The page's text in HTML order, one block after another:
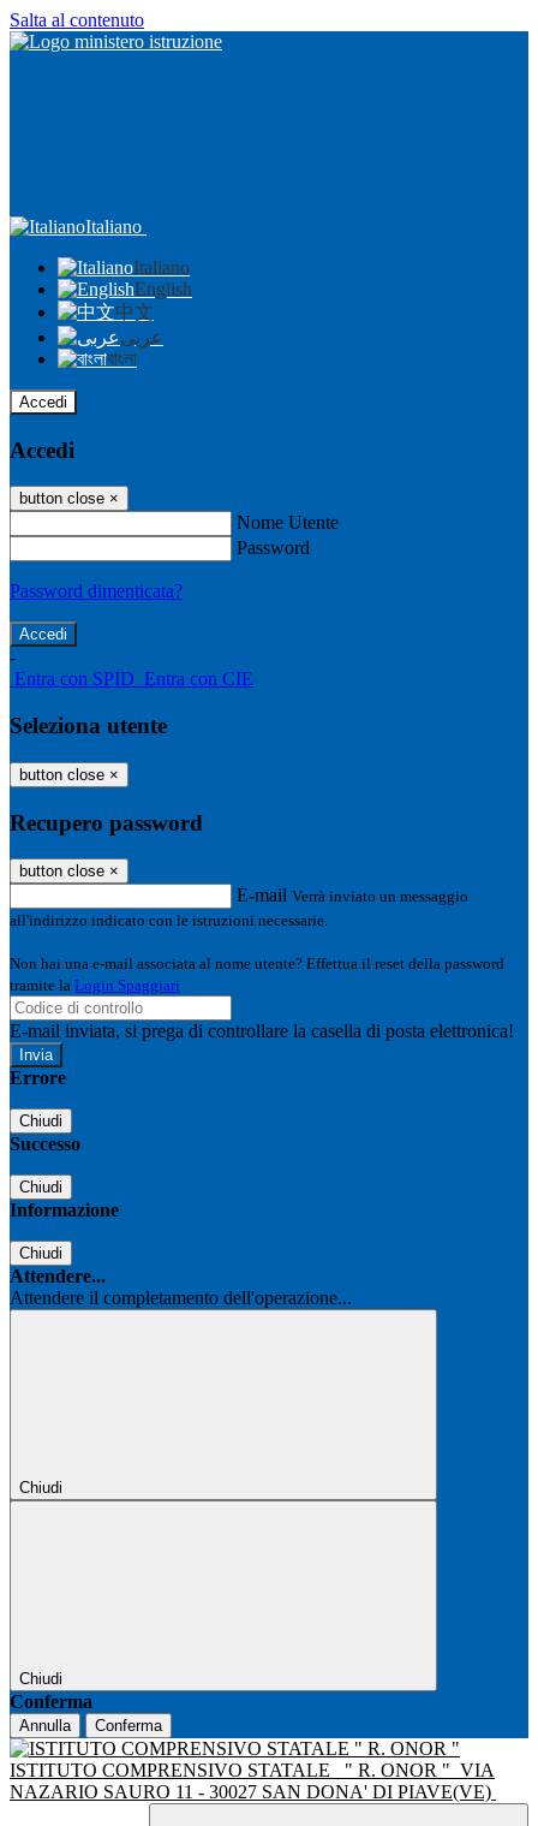
Salta al contenuto
Italiano
Italiano
English
中文
عربى
বাংলা
Accedi
Accedi
button close ×
Nome Utente
Password
Password dimenticata?
-
Entra con SPID Entra con CIE
Seleziona utente
button close ×
Recupero password
button close ×
E-mail Verrà inviato un messaggio
all'indirizzo indicato con le istruzioni necessarie.
Non hai una e-mail associata al nome utente? Effettua il reset della password
tramite la Login Spaggiari
E-mail inviata, si prega di controllare la casella di posta elettronica!
Errore
Chiudi
Successo
Chiudi
Informazione
Chiudi
Attendere...
Attendere il completamento dell'operazione...
Chiudi
Chiudi
Conferma
Annulla Conferma
ISTITUTO COMPRENSIVO STATALE " R. ONOR " VIA
NAZARIO SAURO 11 - 30027 SAN DONA' DI PIAVE(VE)